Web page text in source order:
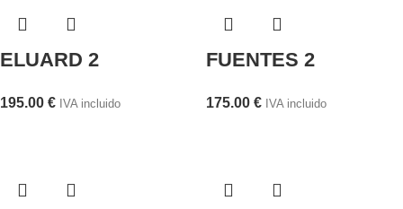
ELUARD 2
195.00 € IVA incluido
FUENTES 2
175.00 € IVA incluido